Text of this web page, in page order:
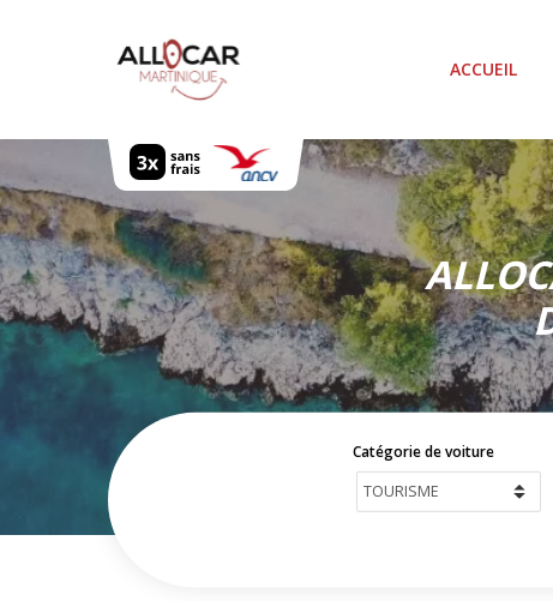
ACCUEIL
Catégorie de voiture